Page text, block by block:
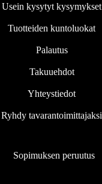
Usein kysytyt kysymykset
Tuotteiden kuntoluokat
Palautus
Takuuehdot
Yhteystiedot
Ryhdy tavarantoimittajaksi
Sopimuksen peruutus